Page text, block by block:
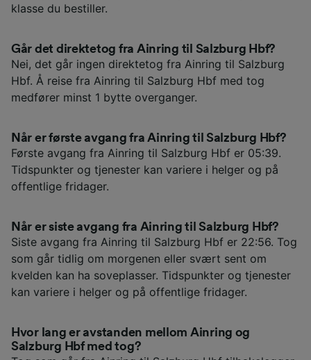
klasse du bestiller.
Går det direktetog fra Ainring til Salzburg Hbf?
Nei, det går ingen direktetog fra Ainring til Salzburg
Hbf. Å reise fra Ainring til Salzburg Hbf med tog
medfører minst 1 bytte overganger.
Når er første avgang fra Ainring til Salzburg Hbf?
Første avgang fra Ainring til Salzburg Hbf er 05:39.
Tidspunkter og tjenester kan variere i helger og på
offentlige fridager.
Når er siste avgang fra Ainring til Salzburg Hbf?
Siste avgang fra Ainring til Salzburg Hbf er 22:56. Tog
som går tidlig om morgenen eller svært sent om
kvelden kan ha soveplasser. Tidspunkter og tjenester
kan variere i helger og på offentlige fridager.
Hvor lang er avstanden mellom Ainring og
Salzburg Hbf med tog?